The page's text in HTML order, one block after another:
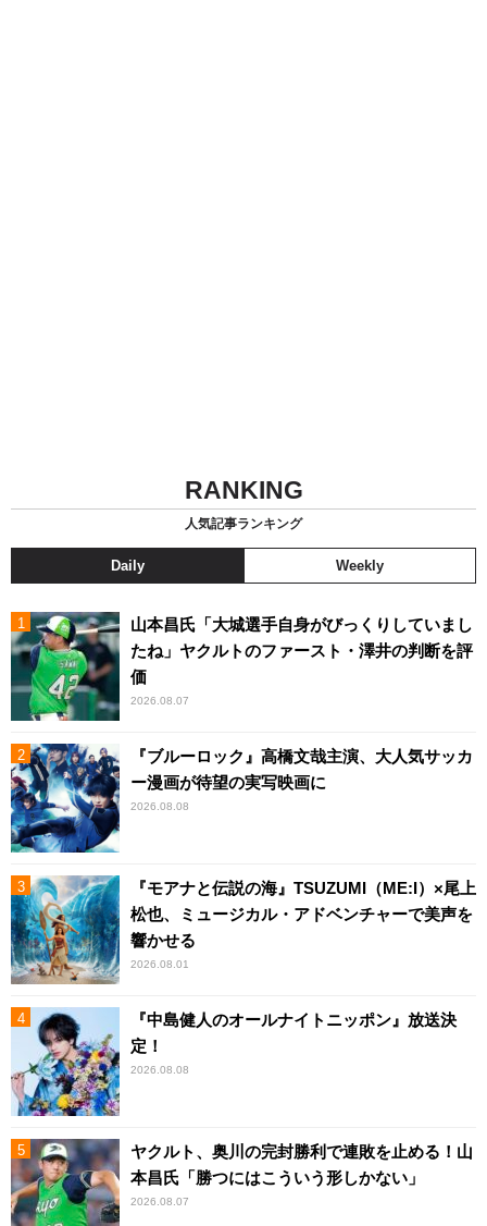
RANKING
人気記事ランキング
Daily Weekly
山本昌氏「大城選手自身がびっくりしていまし
たね」ヤクルトのファースト・澤井の判断を評
価
2026.08.07
『ブルーロック』高橋文哉主演、大人気サッカ
ー漫画が待望の実写映画に
2026.08.08
『モアナと伝説の海』TSUZUMI（ME:I）×尾上
松也、ミュージカル・アドベンチャーで美声を
響かせる
2026.08.01
『中島健人のオールナイトニッポン』放送決
定！
2026.08.08
ヤクルト、奥川の完封勝利で連敗を止める！山
本昌氏「勝つにはこういう形しかない」
2026.08.07